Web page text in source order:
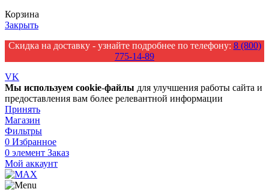
Корзина
Закрыть
Скидка на доставку - узнайте подробнее по телефону: 8 (800)
775-14-89
VK
Мы используем cookie-файлы для улучшения работы сайта и
предоставления вам более релевантной информации
Принять
Магазин
Фильтры
0 Избранное
0 элемент Заказ
Мой аккаунт